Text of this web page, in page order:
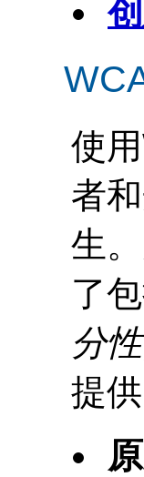
使用
者
生
了
分
提